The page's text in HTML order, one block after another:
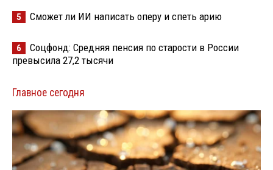
5 Сможет ли ИИ написать оперу и спеть арию
6
Соцфонд: Средняя пенсия по старости в России
превысила 27,2 тысячи
Главное сегодня